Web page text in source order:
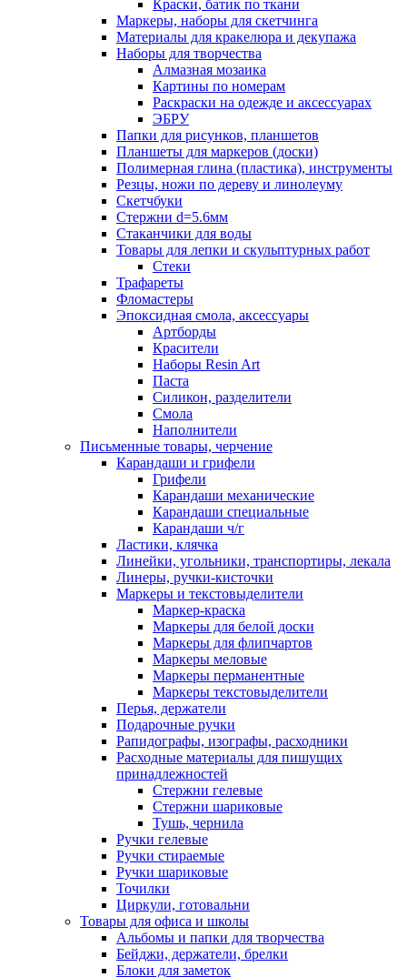
Краски, батик по ткани
Маркеры, наборы для скетчинга
Материалы для кракелюра и декупажа
Наборы для творчества
Алмазная мозаика
Картины по номерам
Раскраски на одежде и аксессуарах
ЭБРУ
Папки для рисунков, планшетов
Планшеты для маркеров (доски)
Полимерная глина (пластика), инструменты
Резцы, ножи по дереву и линолеуму
Скетчбуки
Стержни d=5.6мм
Стаканчики для воды
Товары для лепки и скульптурных работ
Стеки
Трафареты
Фломастеры
Эпоксидная смола, аксессуары
Артборды
Красители
Наборы Resin Art
Паста
Силикон, разделители
Смола
Наполнители
Письменные товары, черчение
Карандаши и грифели
Грифели
Карандаши механические
Карандаши специальные
Карандаши ч/г
Ластики, клячка
Линейки, угольники, транспортиры, лекала
Линеры, ручки-кисточки
Маркеры и текстовыделители
Маркер-краска
Маркеры для белой доски
Маркеры для флипчартов
Маркеры меловые
Маркеры перманентные
Маркеры текстовыделители
Перья, держатели
Подарочные ручки
Рапидографы, изографы, расходники
Расходные материалы для пишущих
принадлежностей
Стержни гелевые
Стержни шариковые
Тушь, чернила
Ручки гелевые
Ручки стираемые
Ручки шариковые
Точилки
Циркули, готовальни
Товары для офиса и школы
Альбомы и папки для творчества
Бейджи, держатели, брелки
Блоки для заметок